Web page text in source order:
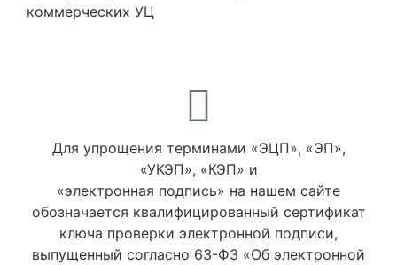
коммерческих УЦ
Для упрощения терминами «ЭЦП», «ЭП»,
«УКЭП», «КЭП» и
«электронная подпись» на нашем сайте
обозначается квалифицированный сертификат
ключа проверки электронной подписи,
выпущенный согласно 63-ФЗ «Об электронной